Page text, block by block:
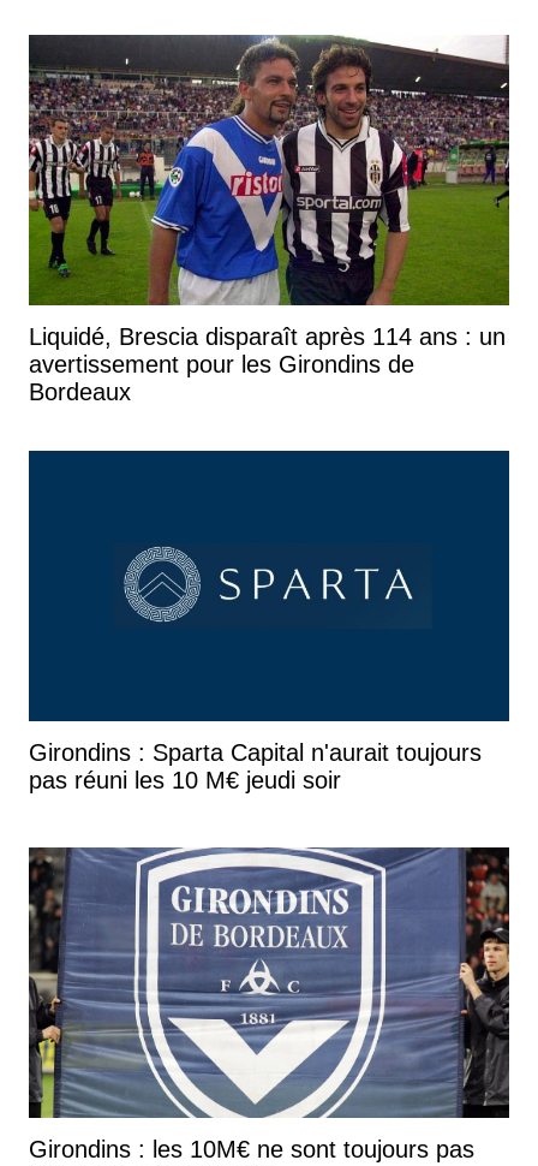
Liquidé, Brescia disparaît après 114 ans : un
avertissement pour les Girondins de
Bordeaux
Girondins : Sparta Capital n'aurait toujours
pas réuni les 10 M€ jeudi soir
Girondins : les 10M€ ne sont toujours pas